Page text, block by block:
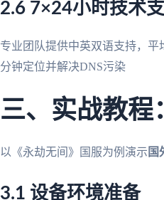
2.6 7×24小时技术
专业团队提供中英双语支持，
分钟定位并解决DNS污染
三、实战教程
以《永劫无间》国服为例演示 国
3.1 设备环境准备